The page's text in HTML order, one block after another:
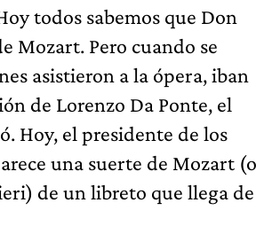
todos sabemos que Don
Mozart. Pero cuando se
asistieron a la ópera, iban
de Lorenzo Da Ponte, el
Hoy, el presidente de los
una suerte de Mozart (o
de un libreto que llega de